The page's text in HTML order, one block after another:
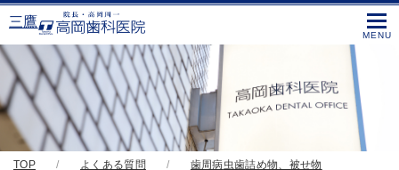
三鷹
TOP よくある質問 歯周病虫歯詰め物、被せ物